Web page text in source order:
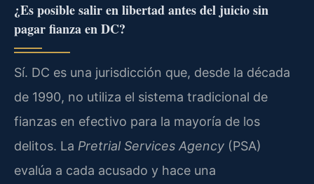
¿Es posible salir en libertad antes del juicio sin
pagar fianza en DC?
Sí. DC es una jurisdicción que, desde la década
de 1990, no utiliza el sistema tradicional de
fianzas en efectivo para la mayoría de los
delitos. La Pretrial Services Agency (PSA)
evalúa a cada acusado y hace una